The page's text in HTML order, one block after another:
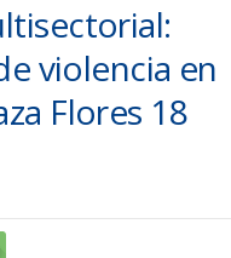
violencia en
Flores 18